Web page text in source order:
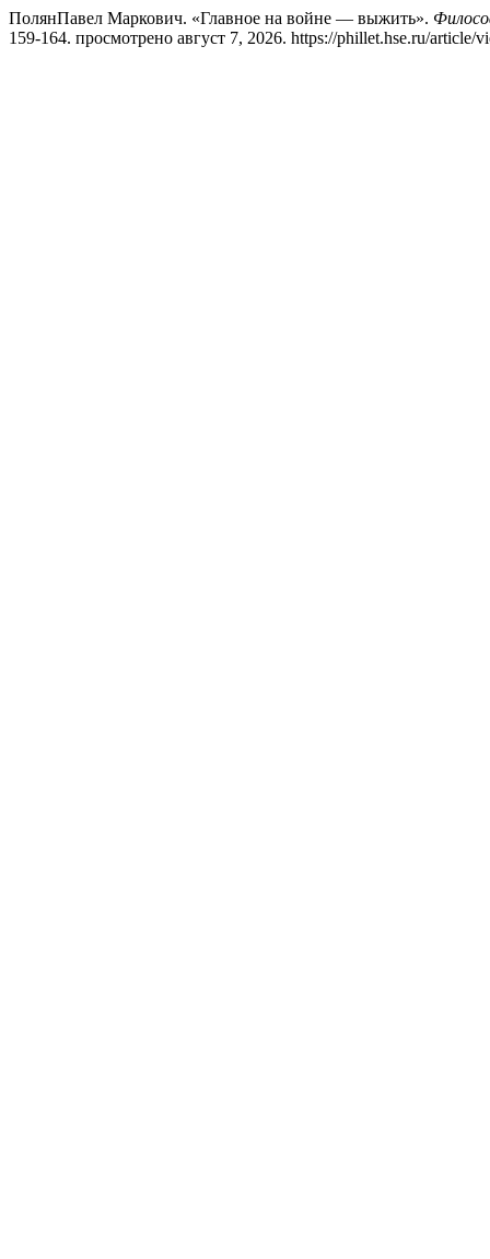
ПолянПавел Маркович. «Главное на войне — выжить».
159-164. просмотрено август 7, 2026. https://phillet.hse.ru/article/